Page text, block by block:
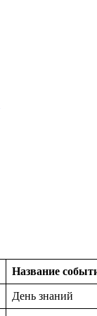
Название
День знаний